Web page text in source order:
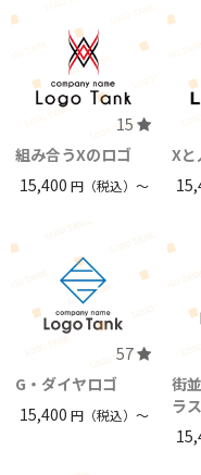
15
組み合うXのロゴ
15,400 円（税込）〜
Xと
57
G・ダイヤロゴ
15,400 円（税込）〜
街
ラ